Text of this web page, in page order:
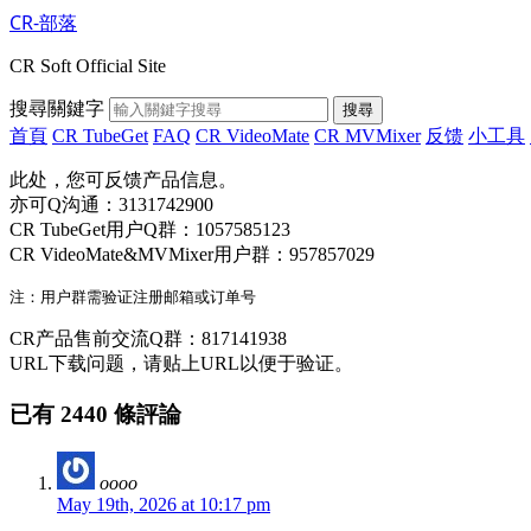
CR-部落
CR Soft Official Site
搜尋關鍵字 搜尋
首頁 CR TubeGet FAQ CR VideoMate CR MVMixer 反馈 小工具
此处，您可反馈产品信息。
亦可Q沟通：3131742900
CR TubeGet用户Q群：1057585123
CR VideoMate&MVMixer用户群：957857029
CR产品售前交流Q群：817141938
URL下载问题，请贴上URL以便于验证。
已有 2440 條評論
oooo
May 19th, 2026 at 10:17 pm